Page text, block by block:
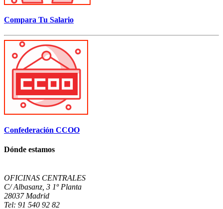
Compara Tu Salario
Confederación CCOO
Dónde estamos
OFICINAS CENTRALES
C/ Albasanz, 3 1º Planta
28037 Madrid
Tel: 91 540 92 82